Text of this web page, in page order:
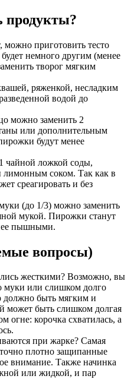
продукты?
можно приготовить тесто
немного другим (менее
творог мягким
ряженкой, несладким
водой до
можно заменить 2
или дополнительным
будут менее
чайной ложкой соды,
соком. Так как в
среагировать и без
(до 1/3) можно заменить
мукой. Пирожки станут
пышными.
вопросы)
жесткими? Возможно, вы
муки или слишком долго
должно быть мягким и
быть слишком долгая
огне: корочка схватилась, а
при жарке? Самая
плотно защипанные
внимание. Также начинка
или жидкой, и пар